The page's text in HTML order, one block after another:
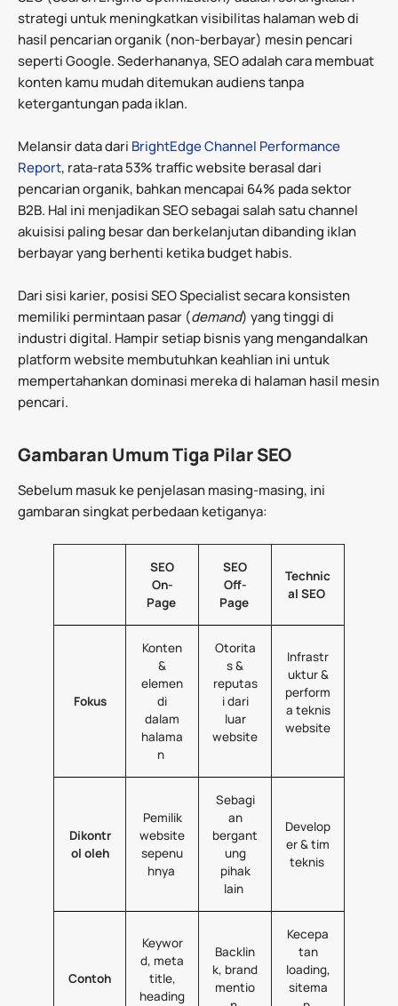
strategi untuk meningkatkan visibilitas halaman web di
hasil pencarian organik (non-berbayar) mesin pencari
seperti Google. Sederhananya, SEO adalah cara membuat
konten kamu mudah ditemukan audiens tanpa
ketergantungan pada iklan.
Melansir data dari BrightEdge Channel Performance
Report, rata-rata 53% traffic website berasal dari
pencarian organik, bahkan mencapai 64% pada sektor
B2B. Hal ini menjadikan SEO sebagai salah satu channel
akuisisi paling besar dan berkelanjutan dibanding iklan
berbayar yang berhenti ketika budget habis.
Dari sisi karier, posisi SEO Specialist secara konsisten
memiliki permintaan pasar (demand) yang tinggi di
industri digital. Hampir setiap bisnis yang mengandalkan
platform website membutuhkan keahlian ini untuk
mempertahankan dominasi mereka di halaman hasil mesin
pencari.
Gambaran Umum Tiga Pilar SEO
Sebelum masuk ke penjelasan masing-masing, ini
gambaran singkat perbedaan ketiganya:
SEO
On-
Page
SEO
Off-
Page
Technic
al SEO
Fokus
Konten
&
elemen
di
dalam
halama
n
Otorita
s &
reputas
i dari
luar
website
Infrastr
uktur &
perform
a teknis
website
Dikontr
ol oleh
Pemilik
website
sepenu
hnya
Sebagi
an
bergant
ung
pihak
lain
Develop
er & tim
teknis
Contoh
Keywor
d, meta
title,
heading
Backlin
k, brand
mentio
Kecepa
tan
loading,
sitema